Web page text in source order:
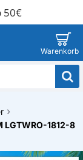
50€
LGTWRO-1812-8